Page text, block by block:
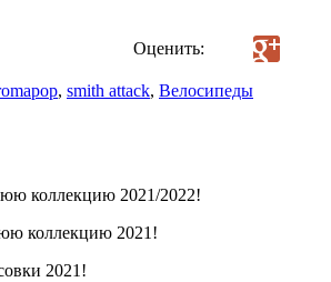
Оценить:
, smith attack, Велосипеды
коллекцию 2021/2022!
коллекцию 2021!
2021!